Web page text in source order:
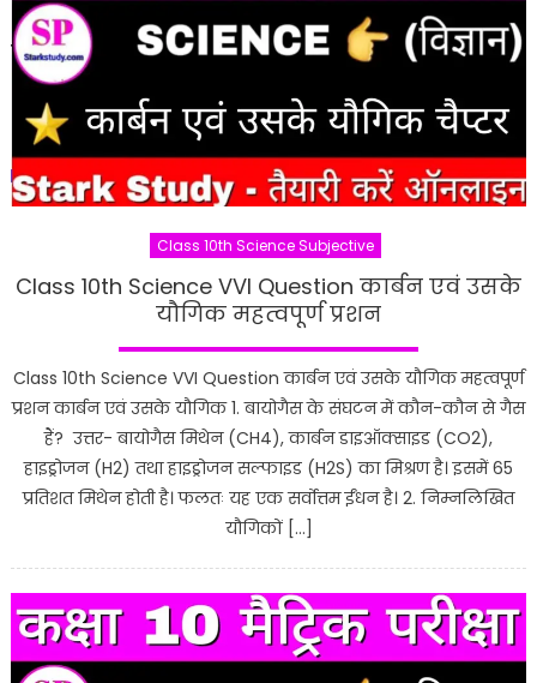
Class 10th Science Subjective
Class 10th Science VVI Question कार्बन एवं उसके
यौगिक महत्वपूर्ण प्रशन
Class 10th Science VVI Question कार्बन एवं उसके यौगिक महत्वपूर्ण
प्रशन कार्बन एवं उसके यौगिक 1. बायोगैस के संघटन में कौन-कौन से गैस
हैं? उत्तर- बायोगैस मिथेन (CH4), कार्बन डाइऑक्साइड (CO2),
हाइड्रोजन (H2) तथा हाइड्रोजन सल्फाइड (H2S) का मिश्रण है। इसमें 65
प्रतिशत मिथेन होती है। फलतः यह एक सर्वोत्तम ईंधन है। 2. निम्नलिखित
यौगिकों […]